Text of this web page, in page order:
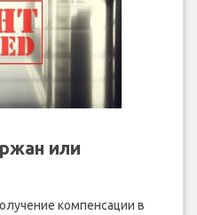
или
компенсации в